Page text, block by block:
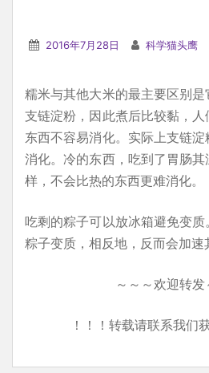
2016年7月28日 科学猫头鹰
糯米与其他大米的最主要区别
支链淀粉，因此煮后比较黏，
东西不容易消化。实际上支链
消化。冷的东西，吃到了胃肠
样，不会比热的东西更难消化。
吃剩的粽子可以放冰箱避免变
粽子变质，相反地，反而会加速
～～～欢迎转发
！！！转载请联系我们